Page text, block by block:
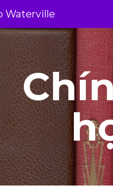
Bỏ qua và đến nội
Waterville